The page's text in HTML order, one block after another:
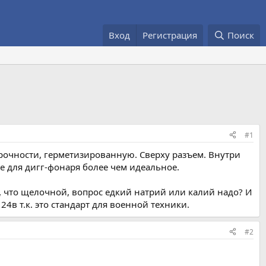
Вход Регистрация Поиск
#1
герметизированную. Сверху разъем. Внутри
дигг-фонаря более чем идеальное.
что щелочной, вопрос едкий натрий или калий надо? И
т.к. это стандарт для военной техники.
#2